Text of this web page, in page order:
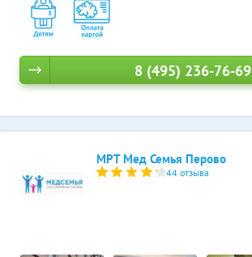
8 (495) 236-76-69
МРТ Мед Семья Перово
44 отзыва